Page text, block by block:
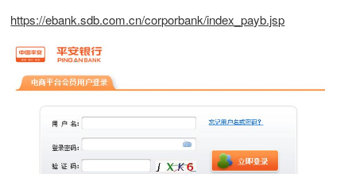
https://ebank.sdb.com.cn/corporbank/index_payb.jsp